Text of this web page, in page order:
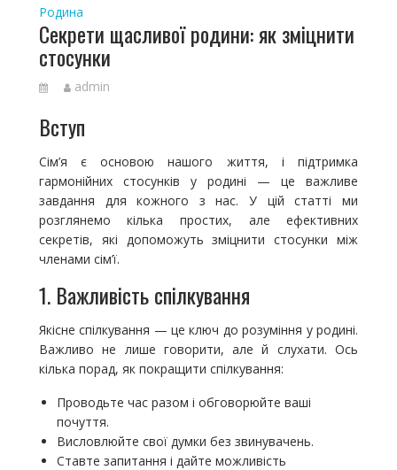
Родина
Секрети щасливої родини: як зміцнити
стосунки
admin
Вступ
Сім’я є основою нашого життя, і підтримка
гармонійних стосунків у родині — це важливе
завдання для кожного з нас. У цій статті ми
розглянемо кілька простих, але ефективних
секретів, які допоможуть зміцнити стосунки між
членами сім’ї.
1. Важливість спілкування
Якісне спілкування — це ключ до розуміння у родині.
Важливо не лише говорити, але й слухати. Ось
кілька порад, як покращити спілкування:
Проводьте час разом і обговорюйте ваші
почуття.
Висловлюйте свої думки без звинувачень.
Ставте запитання і дайте можливість